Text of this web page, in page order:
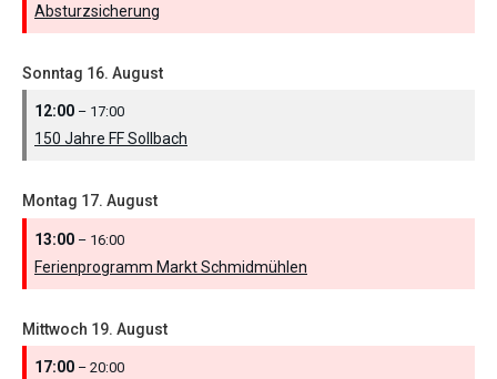
Absturzsicherung
Sonntag 16. August
12:00 – 17:00
150 Jahre FF Sollbach
Montag 17. August
13:00 – 16:00
Ferienprogramm Markt Schmidmühlen
Mittwoch 19. August
17:00 – 20:00